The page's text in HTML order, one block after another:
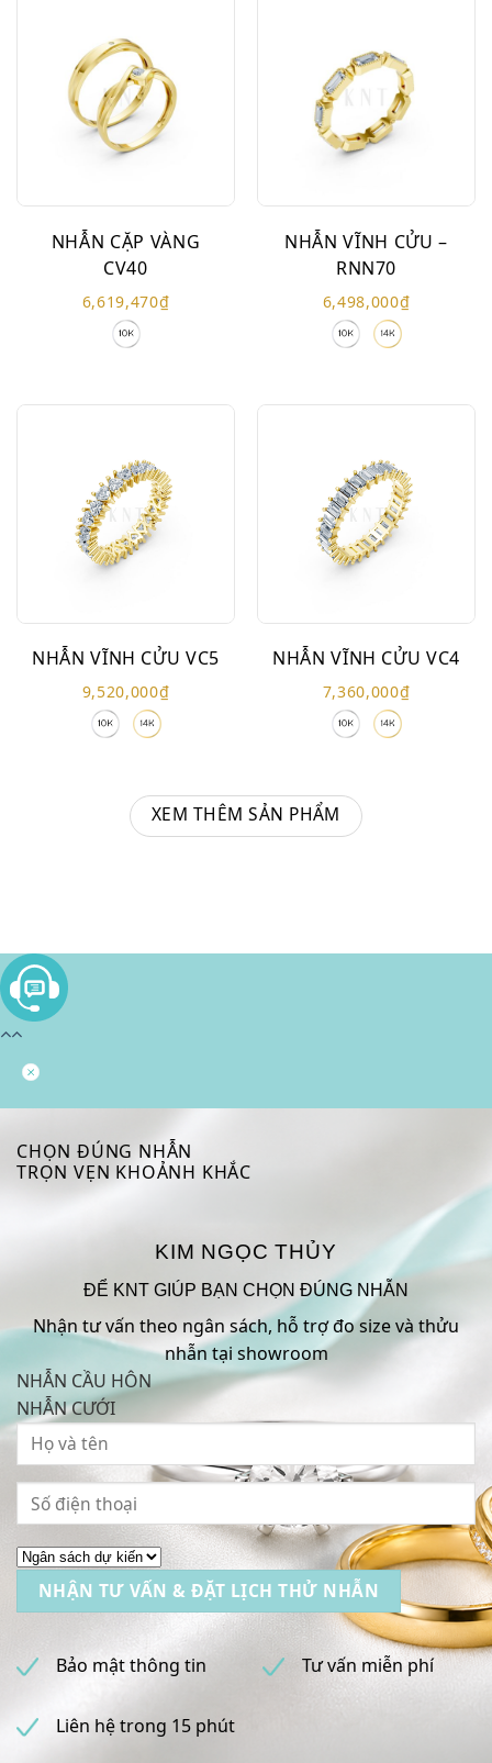
NHẪN CẶP VÀNG
CV40
6,619,470₫
NHẪN VĨNH CỬU –
RNN70
6,498,000₫
NHẪN VĨNH CỬU VC5
9,520,000₫
NHẪN VĨNH CỬU VC4
7,360,000₫
XEM THÊM SẢN PHẨM
CHỌN ĐÚNG NHẪN
TRỌN VẸN KHOẢNH KHẮC
KIM NGỌC THỦY
ĐỂ KNT GIÚP BẠN CHỌN ĐÚNG NHẪN
Nhận tư vấn theo ngân sách, hỗ trợ đo size và thửu
nhẫn tại showroom
NHẪN CẦU HÔN
NHẪN CƯỚI
Bảo mật thông tin Tư vấn miễn phí
Liên hệ trong 15 phút